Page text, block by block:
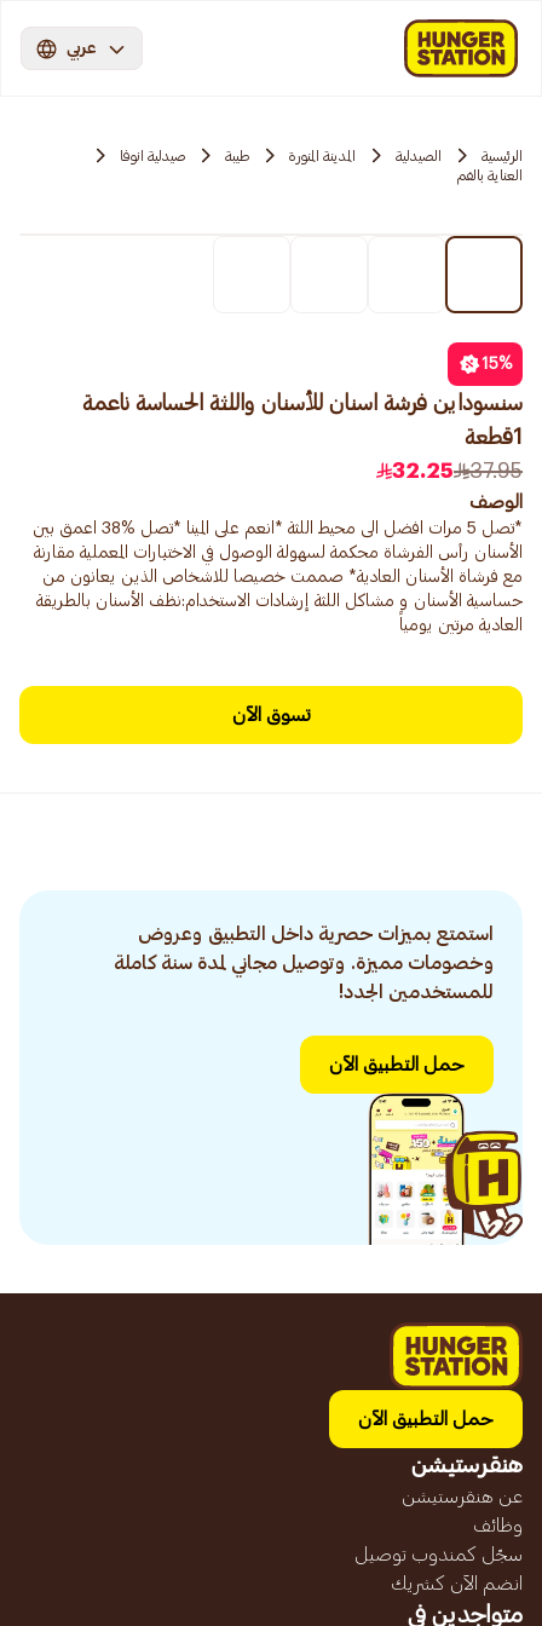
عربي
الرئيسية الصيدلية المدينة المنورة طيبة
صيدلية انوفا
العناية بالفم
15%
سنسوداين فرشة اسنان للأسنان واللثة الحساسة ناعمة
1قطعة
37.95
32.25
الوصف
*تصل 5 مرات افضل الى محيط اللثة *انعم على المينا *تصل %38 اعمق بين
الأسنان رأس الفرشاة محكمة لسهولة الوصول في الاختبارات المعملية مقارنة
مع فرشاة الأسنان العادية* صممت خصيصا للاشخاص الذين يعانون من
حساسية الأسنان و مشاكل اللثة إرشادات الاستخدام:نظف الأسنان بالطريقة
العادية مرتين يومياً
تسوق الآن
استمتع بميزات حصرية داخل التطبيق وعروض
وخصومات مميزة. وتوصيل مجاني لمدة سنة كاملة
للمستخدمين الجدد!
حمل التطبيق الآن
حمل التطبيق الآن
هنقرستيشن
عن هنقرستيشن
وظائف
سجّل كمندوب توصيل
انضم الآن كشريك
متواجدين في